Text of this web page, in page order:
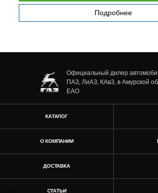
Подробнее
Официальный дилер
ПАЗ, ЛиАЗ, КАвЗ, в Амурской
ЕАО
КАТАЛОГ
О КОМПАНИИ
ДОСТАВКА
СТАТЬИ